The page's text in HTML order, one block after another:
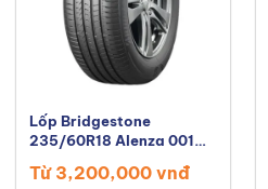
Lốp Bridgestone
235/60R18 Alenza 001
Từ 3,200,000 vnđ